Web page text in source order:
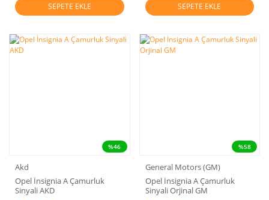
SEPETE EKLE
SEPETE EKLE
%46
Akd
Opel İnsignia A Çamurluk
Sinyali AKD
%58
General Motors (GM)
Opel İnsignia A Çamurluk
Sinyali Orjinal GM